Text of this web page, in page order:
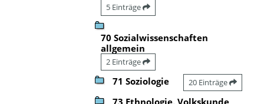
5 Einträge
70 Sozialwissenschaften
allgemein
2 Einträge
71 Soziologie 20 Einträge
73 Ethnologie, Volkskunde